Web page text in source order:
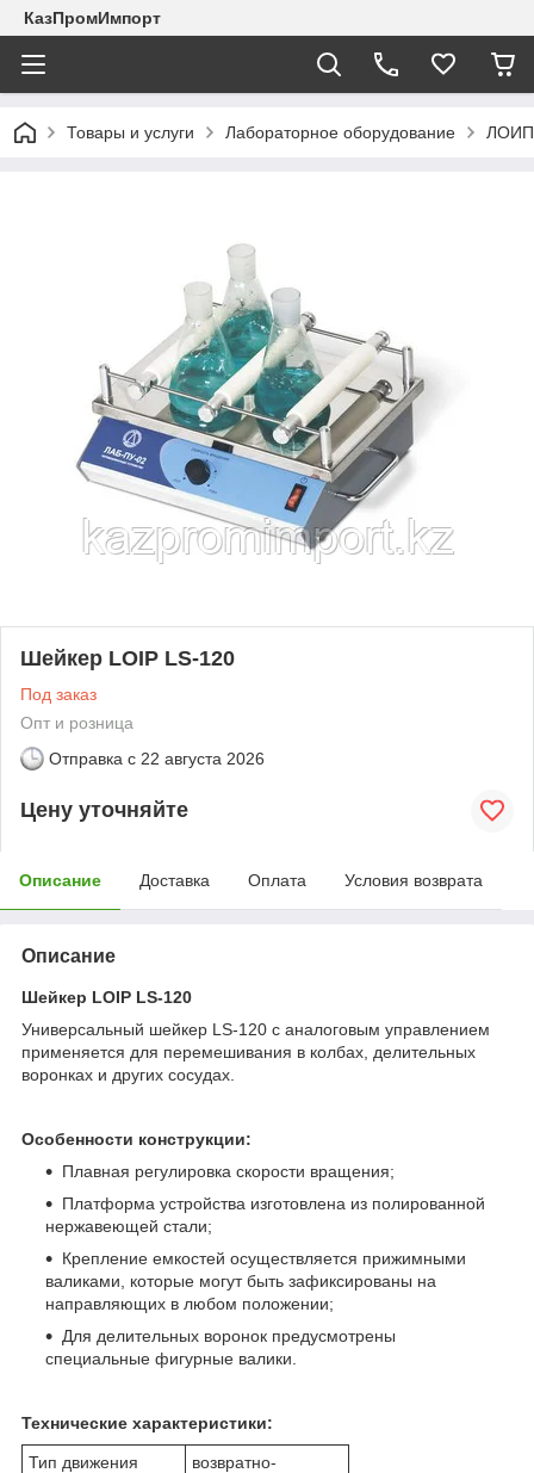
КазПромИмпорт
Товары и услуги Лабораторное оборудование ЛОИП
Шейкер LOIP LS-120
Под заказ
Опт и розница
Отправка с 22 августа 2026
Цену уточняйте
Описание Доставка Оплата Условия возврата
Описание
Шейкер LOIP LS-120
Универсальный шейкер LS-120 с аналоговым управлением
применяется для перемешивания в колбах, делительных
воронках и других сосудах.
Особенности конструкции:
Плавная регулировка скорости вращения;
Платформа устройства изготовлена из полированной
нержавеющей стали;
Крепление емкостей осуществляется прижимными
валиками, которые могут быть зафиксированы на
направляющих в любом положении;
Для делительных воронок предусмотрены
специальные фигурные валики.
Технические характеристики:
Тип движения
возвратно-